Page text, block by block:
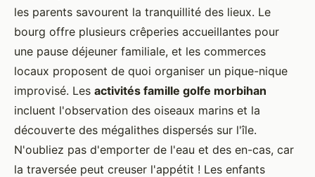
les parents savourent la tranquillité des lieux. Le
bourg offre plusieurs crêperies accueillantes pour
une pause déjeuner familiale, et les commerces
locaux proposent de quoi organiser un pique-nique
improvisé. Les activités famille golfe morbihan
incluent l'observation des oiseaux marins et la
découverte des mégalithes dispersés sur l'île.
N'oubliez pas d'emporter de l'eau et des en-cas, car
la traversée peut creuser l'appétit ! Les enfants